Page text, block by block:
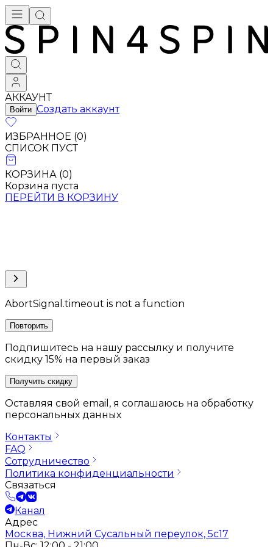
АККАУНТ
Войти Создать аккаунт
ИЗБРАННОЕ (0)
СПИСОК ПУСТ
КОРЗИНА (0)
Корзина пуста
ПЕРЕЙТИ В КОРЗИНУ
AbortSignal.timeout is not a function
Повторить
Подпишитесь на нашу рассылку и получите
скидку 15% на первый заказ
Получить скидку
Оставляя свой email, я соглашаюсь на обработку
персональных данных
Контакты
FAQ
Сотрудничество
Политика конфиденциальности
Связаться
Канал
Адрес
Москва, Нижний Сусальный переулок, 5с17